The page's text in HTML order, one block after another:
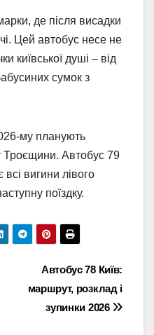
де після висадки
Цей автобус несе не
київської душі – від
сумок з
му планують
Троєщини. Автобус 79
вигини лівого
поїздку.
Автобус 78 Київ:
маршрут, розклад і
зупинки 2026